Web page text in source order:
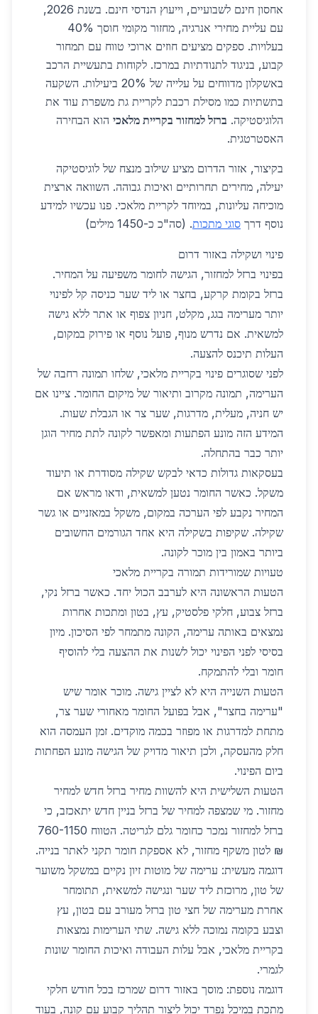
אחסון חינם לשבועיים, וייעוץ הנדסי חינם. בשנת 2026,
עם עליית מחירי אנרגיה, מחזור מקומי חוסך 40%
בעלויות. ספקים מציעים חוזים ארוכי טווח עם תמחור
קבוע, בניגוד לתנודתיות במרכז. לקוחות בתעשיית הרכב
באשקלון מדווחים על עלייה של 20% ביעילות. השקעה
בתשתיות כמו מסילת רכבת לקריית גת משפרת עוד את
הלוגיסטיקה. ברזל למחזור בקריית מלאכי הוא הבחירה
האסטרטגית.
בקיצור, אזור הדרום מציע שילוב מנצח של לוגיסטיקה
יעילה, מחירים תחרותיים ואיכות גבוהה. השוואה ארצית
מוכיחה עליונות, במיוחד לקריית מלאכי. פנו עכשיו למידע
נוסף דרך סוגי מתכות. (סה"כ כ-1450 מילים)
פינוי ושקילה באזור דרום
בפינוי ברזל למחזור, הגישה לחומר משפיעה על המחיר.
ברזל בקומת קרקע, בחצר או ליד שער כניסה קל לפינוי
יותר מערימה בגג, מקלט, חניון צפוף או אתר ללא גישה
למשאית. אם נדרש מנוף, פועל נוסף או פירוק במקום,
העלות תיכנס להצעה.
לפני שסוגרים פינוי בקריית מלאכי, שלחו תמונה רחבה של
הערימה, תמונה מקרוב ותיאור של מיקום החומר. ציינו אם
יש חניה, מעלית, מדרגות, שער צר או הגבלת שעות.
המידע הזה מונע הפתעות ומאפשר לקונה לתת מחיר הוגן
יותר כבר בהתחלה.
בעסקאות גדולות כדאי לבקש שקילה מסודרת או תיעוד
משקל. כאשר החומר נטען למשאית, ודאו מראש אם
המחיר נקבע לפי הערכה במקום, משקל במאזניים או גשר
שקילה. שקיפות בשקילה היא אחד הגורמים החשובים
ביותר באמון בין מוכר לקונה.
טעויות שמורידות תמורה בקריית מלאכי
הטעות הראשונה היא לערבב הכול יחד. כאשר ברזל נקי,
ברזל צבוע, חלקי פלסטיק, עץ, בטון ומתכות אחרות
נמצאים באותה ערימה, הקונה מתמחר לפי הסיכון. מיון
בסיסי לפני הפינוי יכול לשנות את ההצעה בלי להוסיף
חומר ובלי להתמקח.
הטעות השנייה היא לא לציין גישה. מוכר אומר שיש
"ערימה בחצר", אבל בפועל החומר מאחורי שער צר,
מתחת למדרגות או מפוזר בכמה מוקדים. זמן העמסה הוא
חלק מהעסקה, ולכן תיאור מדויק של הגישה מונע הפחתות
ביום הפינוי.
הטעות השלישית היא להשוות מחיר ברזל חדש למחיר
מחזור. מי שמצפה למחיר של ברזל בניין חדש יתאכזב, כי
ברזל למחזור נמכר כחומר גלם לגריטה. הטווח 760-1150
₪ לטון משקף מחזור, לא אספקת חומר תקני לאתר בנייה.
דוגמה מעשית: ערימה של מוטות זיון נקיים במשקל משוער
של טון, מרוכזת ליד שער ונגישה למשאית, תתומחר
אחרת מערימה של חצי טון ברזל מעורב עם בטון, עץ
וצבע בקומה נמוכה ללא גישה. שתי הערימות נמצאות
בקריית מלאכי, אבל עלות העבודה ואיכות החומר שונות
לגמרי.
דוגמה נוספת: מוסך באזור דרום שמרכז בכל חודש חלקי
מתכת במיכל נפרד יכול ליצור תהליך קבוע עם קונה, בעוד